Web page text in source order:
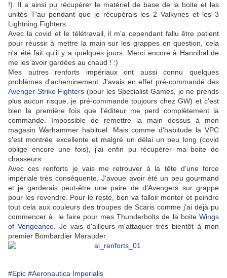
!). Il a ainsi pu récupérer le matériel de base de la boite et les
unités T'au pendant que je récupérais les 2 Valkyries et les 3
Lightning Fighters.
Avec la covid et le télétravail, il m'a cependant fallu être patient
pour réussir à mettre la main sur les grappes en question, cela
n'a été fait qu'il y a quelques jours. Merci encore à Hannibal de
me les avoir gardées au chaud ! :)
Mes autres renforts impériaux ont aussi connu quelques
problèmes d'acheminement. J'avais en effet pré-commandé des
Avenger Strike Fighters (pour les Specialist Games, je ne prends
plus aucun risque, je pré-commande toujours chez GW) et c'est
bien la première fois que l'éditeur me perd complètement la
commande. Impossible de remettre la main dessus à mon
magasin Warhammer habituel. Mais comme d'habitude la VPC
s'est montrée excellente et malgré un délai un peu long (covid
oblige encore une fois), j'ai enfin pu récupérer ma boite de
chasseurs.
Avec ces renforts je vais me retrouver à la tête d'une force
impériale très conséquente. J'avoue avoir été un peu gourmand
et je garderais peut-être une paire de d'Avengers sur grappe
pour les revendre. Pour le reste, ben va falloir monter et peindre
tout cela aux couleurs des troupes de Scaris comme j'ai déjà pu
commencer à le faire pour mes Thunderbolts de la boite Wings
of Vengeance. Je vais d'ailleurs m'attaquer très bientôt à mon
premier Bombardier Marauder.
#Epic #Aeronautica Imperialis